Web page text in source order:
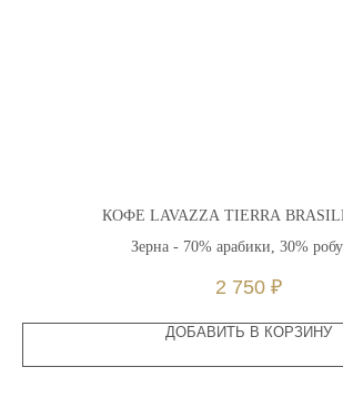
КОФЕ LAVAZZA TIERRA
Зерна - 70% арабики, 30%
2 750 ₽
ДОБАВИТЬ В КОРЗИНУ